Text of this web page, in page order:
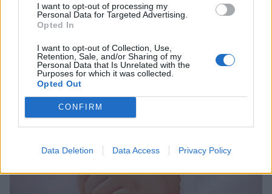
I want to opt-out of processing my
Personal Data for Targeted Advertising.
Opted In
I want to opt-out of Collection, Use,
Retention, Sale, and/or Sharing of my
Personal Data that Is Unrelated with the
Purposes for which it was collected.
Opted Out
CONFIRM
Data Deletion Data Access Privacy Policy
Σχετικά Άρθρα